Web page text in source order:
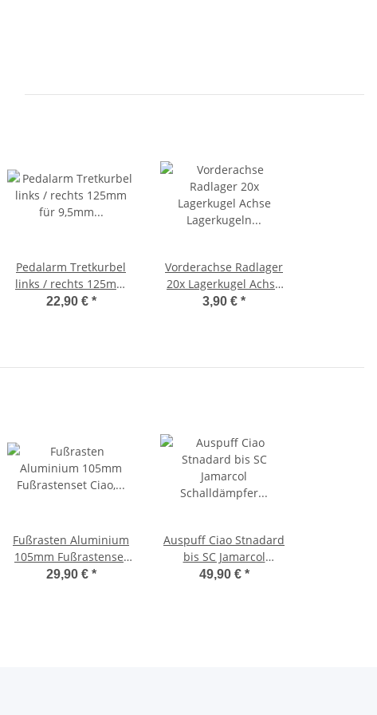
Pedalarm Tretkurbel
links / rechts 125mm
für 9,5mm Keil Ciao
22,90 € *
Vorderachse Radlager
20x Lagerkugel Achse
Lagerkugeln Ciao,
3,90 € *
Fußrasten Aluminium
105mm Fußrastenset
Ciao, Bravo, SI, -TNT-
29,90 € *
Auspuff Ciao Stnadard
bis SC Jamarcol
Schalldämpfer 22mm
49,90 € *